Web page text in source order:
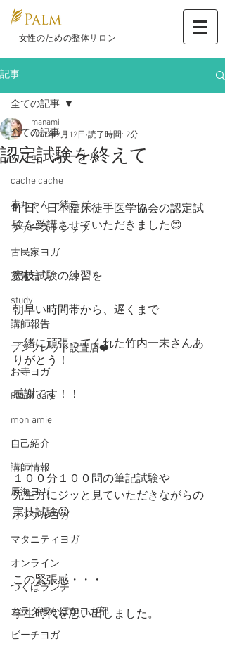
​ 女性のための整体サロン
記事
全ての記事
カフェ ジャーナル
cache cache
赤ちゃん一緒ヨガ
ファーストシップ
古民家ヨガ
充電日
study
講師報告
プンフレット設置店❤️
お寺ヨガ
PALM care
mon amie
自己紹介
講師情報
辰海ヨガ
カップルヨガ
マタニティヨガ
オンライン
つくばランチ
カラダぽかぽかヨガ部
ビーチヨガ
全ての記事
認定試験を終えて
manami
2017年2月12日 読了時間: 2分
昨日、日本臨床徒手医学協会の認定試
験を受講させていただきました😊
実技試験の練習を
朝早い時間帯から、遅くまで
一緒に頑張ってくれた竹内一未さんあ
りがとう！
感謝です！！
１００分１００問の筆記試験や
先生方にジッと見ていただきながらの
実技試験😦
この緊張感・・・
学生時代を思い出しました。